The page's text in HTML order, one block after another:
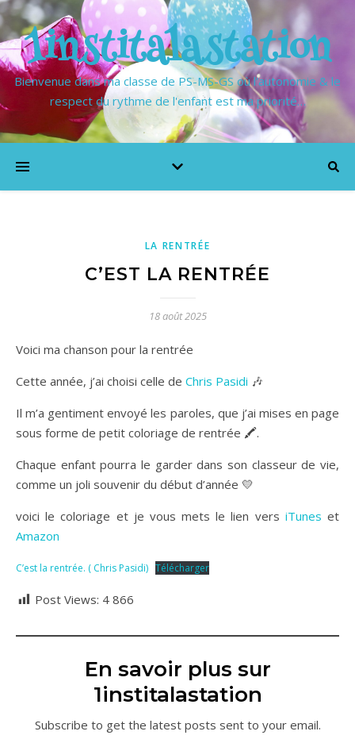
1institalastation
Bienvenue dans ma classe de PS-MS-GS où l'autonomie & le
respect du rythme de l'enfant est ma priorité…
LA RENTRÉE
C’EST LA RENTRÉE
18 août 2025
Voici ma chanson pour la rentrée
Cette année, j’ai choisi celle de Chris Pasidi 🎶
Il m’a gentiment envoyé les paroles, que j’ai mises en page
sous forme de petit coloriage de rentrée 🖍️.
Chaque enfant pourra le garder dans son classeur de vie,
comme un joli souvenir du début d’année 💛
voici le coloriage et je vous mets le lien vers iTunes et
Amazon
C’est la rentrée. ( Chris Pasidi) Télécharger
Post Views: 4 866
En savoir plus sur
1institalastation
Subscribe to get the latest posts sent to your email.